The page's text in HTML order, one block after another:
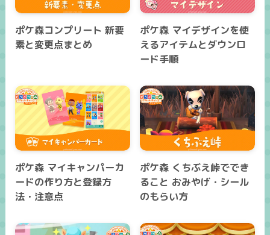
ポケ森コンプリート 新要
素と変更点まとめ
ポケ森 マイデザインを使
えるアイテムとダウンロ
ード手順
ポケ森 マイキャンパーカ
ードの作り方と登録方
法・注意点
ポケ森 くちぶえ峠ででき
ること おみやげ・シール
のもらい方